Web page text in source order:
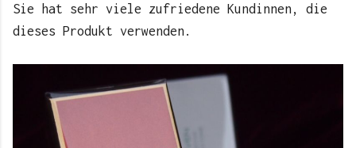
Sie hat sehr viele zufriedene Kundinnen, die
dieses Produkt verwenden.